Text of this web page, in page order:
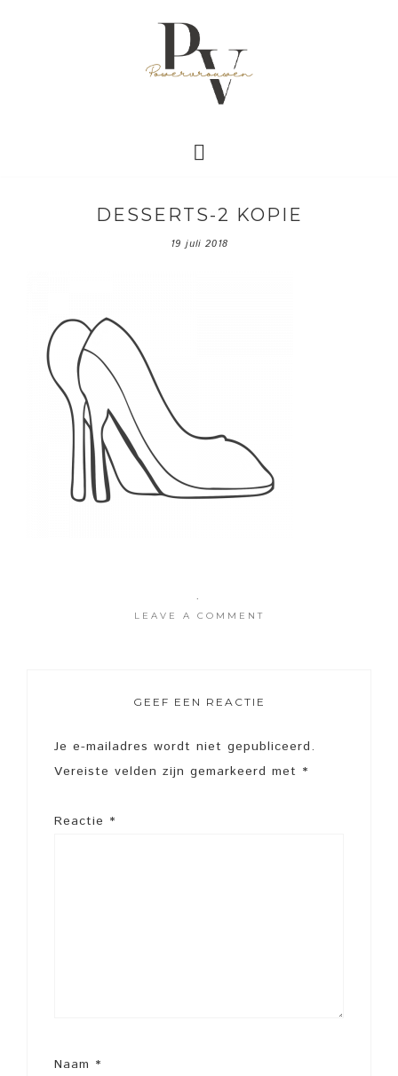
DESSERTS-2 KOPIE
19 juli 2018
·
LEAVE A COMMENT
GEEF EEN REACTIE
Je e-mailadres wordt niet gepubliceerd.
Vereiste velden zijn gemarkeerd met *
Reactie *
Naam *